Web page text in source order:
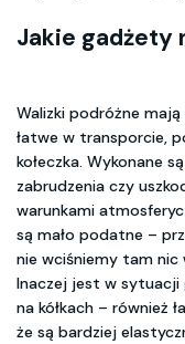
Jakie gadżety
Walizki podróżne
łatwe w transporcie,
kołeczka. Wykonane
zabrudzenia czy
warunkami
są mało podatne –
nie wciśniemy tam nic
Inaczej jest w
na kółkach – również
że są bardziej